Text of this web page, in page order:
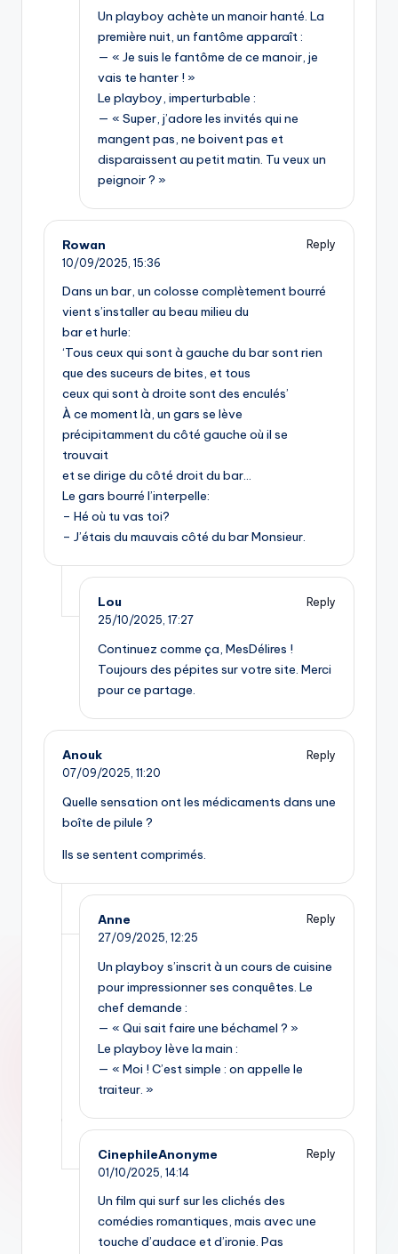
Un playboy achète un manoir hanté. La
première nuit, un fantôme apparaît :
— « Je suis le fantôme de ce manoir, je
vais te hanter ! »
Le playboy, imperturbable :
— « Super, j’adore les invités qui ne
mangent pas, ne boivent pas et
disparaissent au petit matin. Tu veux un
peignoir ? »
Rowan
Reply
10/09/2025, 15:36
Dans un bar, un colosse complètement bourré
vient s’installer au beau milieu du
bar et hurle:
‘Tous ceux qui sont à gauche du bar sont rien
que des suceurs de bites, et tous
ceux qui sont à droite sont des enculés’
À ce moment là, un gars se lève
précipitamment du côté gauche où il se
trouvait
et se dirige du côté droit du bar…
Le gars bourré l’interpelle:
– Hé où tu vas toi?
– J’étais du mauvais côté du bar Monsieur.
Lou
Reply
25/10/2025, 17:27
Continuez comme ça, MesDélires !
Toujours des pépites sur votre site. Merci
pour ce partage.
Anouk
Reply
07/09/2025, 11:20
Quelle sensation ont les médicaments dans une
boîte de pilule ?
Ils se sentent comprimés.
Anne
Reply
27/09/2025, 12:25
Un playboy s’inscrit à un cours de cuisine
pour impressionner ses conquêtes. Le
chef demande :
— « Qui sait faire une béchamel ? »
Le playboy lève la main :
— « Moi ! C’est simple : on appelle le
traiteur. »
CinephileAnonyme
Reply
01/10/2025, 14:14
Un film qui surf sur les clichés des
comédies romantiques, mais avec une
touche d’audace et d’ironie. Pas